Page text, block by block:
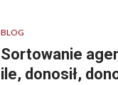
BLOG
Sortowanie
ile, donosił,